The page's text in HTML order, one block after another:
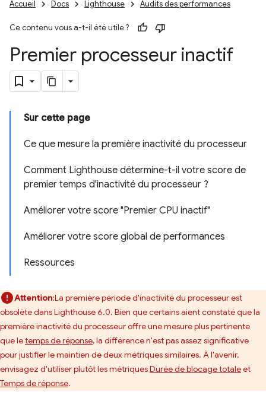
Accueil Docs Lighthouse Audits des performances
Ce contenu vous a-t-il été utile ?
Premier processeur inactif
Sur cette page
Ce que mesure la première inactivité du processeur
Comment Lighthouse détermine-t-il votre score de
premier temps d'inactivité du processeur ?
Améliorer votre score "Premier CPU inactif"
Améliorer votre score global de performances
Ressources
Attention:La première période d'inactivité du processeur est
obsolète dans Lighthouse 6.0. Bien que certains aient constaté que la
première inactivité du processeur offre une mesure plus pertinente
que letemps de réponse, la différence n'est pas assez significative
pour justifier le maintien de deux métriques similaires. À l'avenir,
envisagez d'utiliser plutôt les métriquesDurée de blocage totaleet
Temps de réponse.